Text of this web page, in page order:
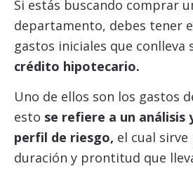
Si estás buscando comprar
departamento, debes tener
gastos iniciales que conlleva
crédito hipotecario.
Uno de ellos son los gastos
esto se refiere a un análisis
perfil de riesgo, el cual
duración y prontitud que